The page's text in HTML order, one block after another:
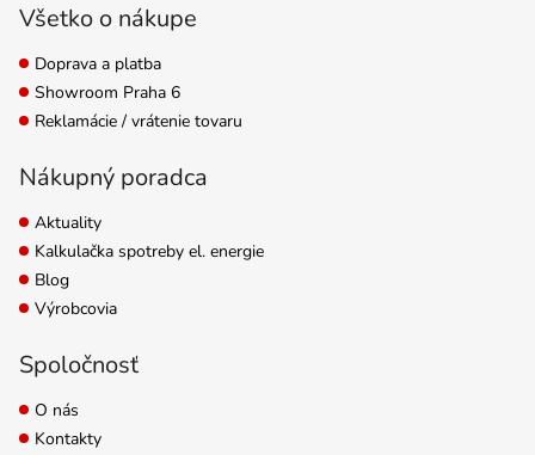
Všetko o nákupe
Doprava a platba
Showroom Praha 6
Reklamácie / vrátenie tovaru
Nákupný poradca
Aktuality
Kalkulačka spotreby el. energie
Blog
Výrobcovia
Spoločnosť
O nás
Kontakty